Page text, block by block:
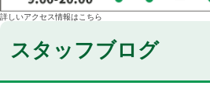
詳しいアクセス情報はこちら
スタッフブログ